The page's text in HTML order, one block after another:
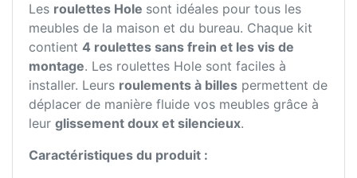
Les roulettes Hole sont idéales pour tous les
meubles de la maison et du bureau. Chaque kit
contient 4 roulettes sans frein et les vis de
montage. Les roulettes Hole sont faciles à
installer. Leurs roulements à billes permettent de
déplacer de manière fluide vos meubles grâce à
leur glissement doux et silencieux.
Caractéristiques du produit :